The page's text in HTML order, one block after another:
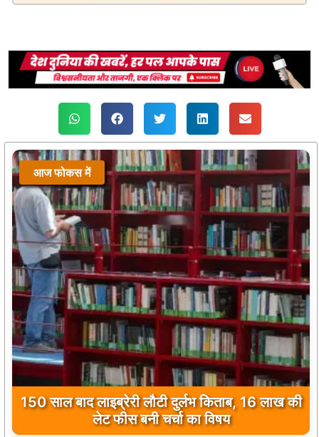
आज फोकस में
150 साल बाद लाइब्रेरी लौटी दुर्लभ किताब, 16 लाख की
लेट फीस बनी चर्चा का विषय